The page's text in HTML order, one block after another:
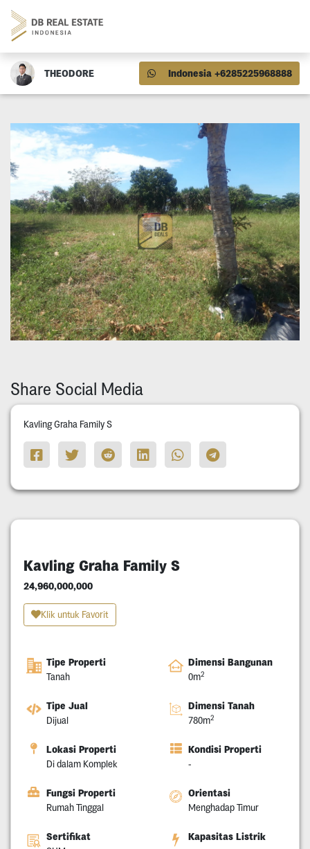
THEODORE Indonesia +6285225968888
Share Social Media
Kavling Graha Family S
Kavling Graha Family S
24,960,000,000
Klik untuk Favorit
Tipe Properti
Tanah
Dimensi Bangunan
0m2
Tipe Jual
Dijual
Dimensi Tanah
780m2
Lokasi Properti
Di dalam Komplek
Kondisi Properti
-
Fungsi Properti
Rumah Tinggal
Orientasi
Menghadap Timur
Sertifikat Kapasitas Listrik